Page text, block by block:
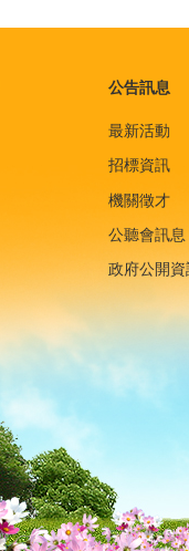
公告訊息
最新活動
招標資訊
機關徵才
公聽會訊息
政府公開資